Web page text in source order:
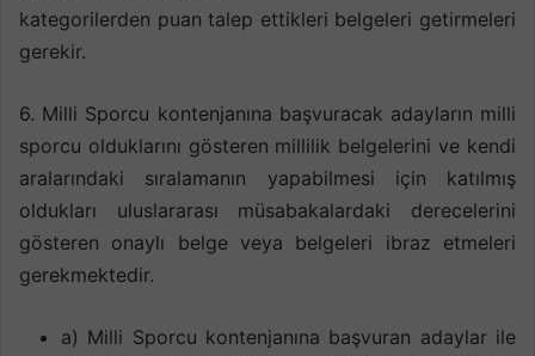
kategorilerden puan talep ettikleri belgeleri getirmeleri
gerekir.
6. Milli Sporcu kontenjanına başvuracak adayların milli
sporcu olduklarını gösteren millilik belgelerini ve kendi
aralarındaki sıralamanın yapabilmesi için katılmış
oldukları uluslararası müsabakalardaki derecelerini
gösteren onaylı belge veya belgeleri ibraz etmeleri
gerekmektedir.
a) Milli Sporcu kontenjanına başvuran adaylar ile